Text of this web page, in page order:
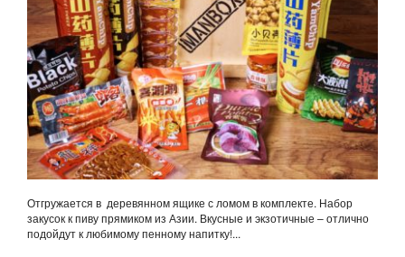
Отгружается в деревянном ящике с ломом в комплекте. Набор
закусок к пиву прямиком из Азии. Вкусные и экзотичные – отлично
подойдут к любимому пенному напитку!...